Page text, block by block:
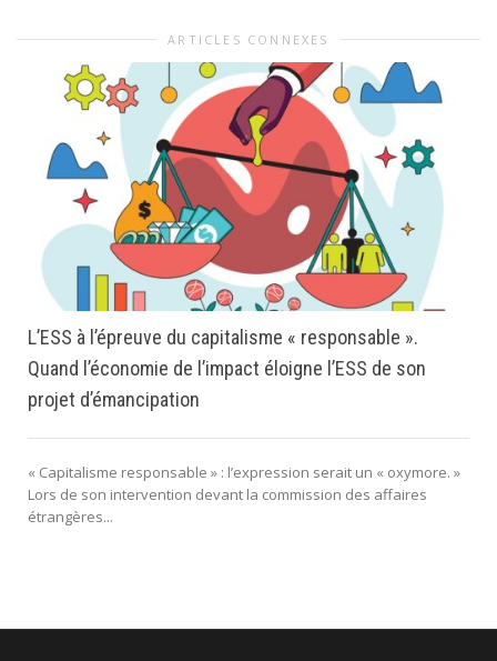
ARTICLES CONNEXES
L’ESS à l’épreuve du capitalisme « responsable ».
Quand l’économie de l’impact éloigne l’ESS de son
projet d’émancipation
« Capitalisme responsable » : l’expression serait un « oxymore. »
Lors de son intervention devant la commission des affaires
étrangères...